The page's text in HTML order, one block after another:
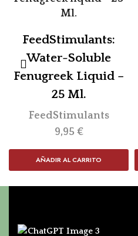
FeedStimulants:
Water-Soluble
Fenugreek Liquid –
25 Ml.
FeedStimulants
9,95 €
AÑADIR AL CARRITO